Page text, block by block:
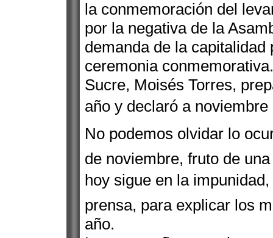
la conmemoración del
por la negativa de la
demanda de la
ceremonia
Sucre, Moisés Torres,
año y declaró a noviembre
No podemos olvidar lo
de noviembre, fruto de
hoy sigue en la
prensa, para explicar los
año.